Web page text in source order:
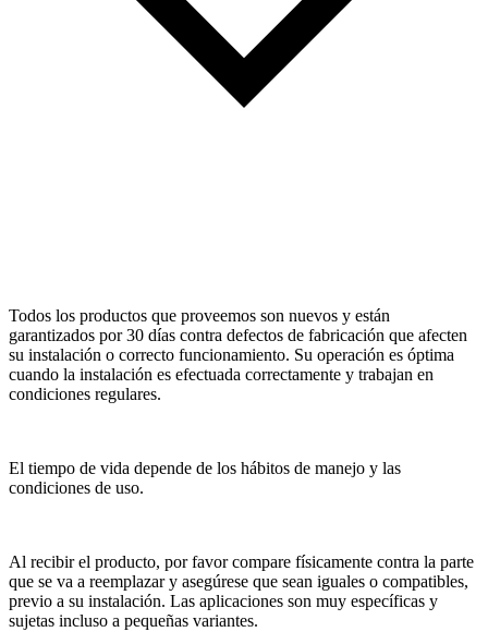
Todos los productos que proveemos son nuevos y están
garantizados por 30 días contra defectos de fabricación que afecten
su instalación o correcto funcionamiento. Su operación es óptima
cuando la instalación es efectuada correctamente y trabajan en
condiciones regulares.
El tiempo de vida depende de los hábitos de manejo y las
condiciones de uso.
Al recibir el producto, por favor compare físicamente contra la parte
que se va a reemplazar y asegúrese que sean iguales o compatibles,
previo a su instalación. Las aplicaciones son muy específicas y
sujetas incluso a pequeñas variantes.